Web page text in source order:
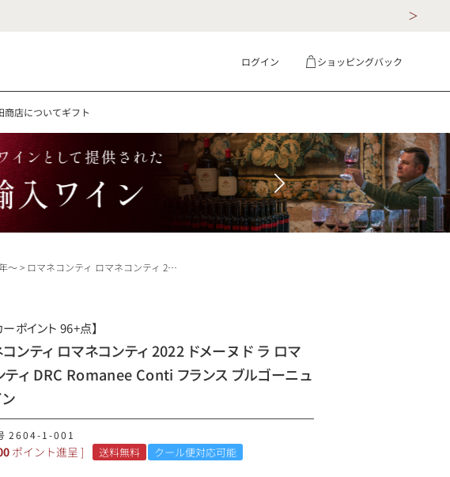
ログイン ショッピングバック
商店についてギフト
田商店についてギフト
RP100点 詳細検索
～ ロマネコンティ ロマネコンティ 2022 ドメーヌ ド ラ ロマネ コンティ DRC Romanee Conti フランス ブルゴーニュ 赤ワイン
ーポイント 96+点】
ンティ ロマネコンティ 2022 ドメーヌ ド ラ ロマ
ティ DRC Romanee Conti フランス ブルゴーニュ
2604-1-001
ポイント進呈 ] 送料無料 クール便対応可能